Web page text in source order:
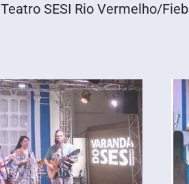
SESI Rio Vermelho/Fieb